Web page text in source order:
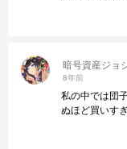
暗号資産ジ
8年前
私の中では団
ぬほど買いす